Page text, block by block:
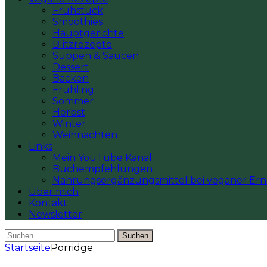
Frühstück
Smoothies
Hauptgerichte
Blitzrezepte
Suppen & Saucen
Dessert
Backen
Frühling
Sommer
Herbst
Winter
Weihnachten
Links
Mein YouTube Kanal
Buchempfehlungen
Nahrungsergänzungsmittel bei veganer
Über mich
Kontakt
Newsletter
Suchen
nach:
StartseitePorridge